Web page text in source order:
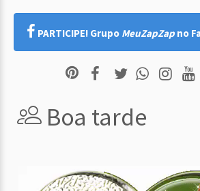
PARTICIPE! Grupo MeuZapZap no
Boa tarde